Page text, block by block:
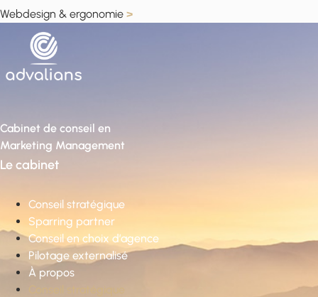
Webdesign & ergonomie >
Cabinet de conseil en
Marketing Management
Le cabinet
Conseil stratégique
Sparring partner
Conseil en choix d’agence
Pilotage externalisé
À propos
Conseil stratégique